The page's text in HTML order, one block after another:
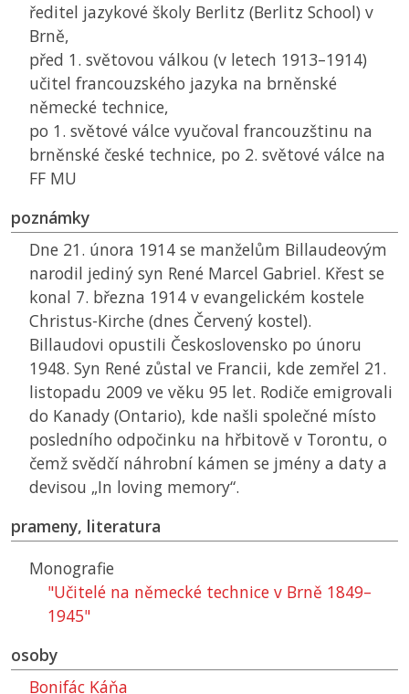
ředitel jazykové školy Berlitz (Berlitz School) v
Brně,
před 1. světovou válkou (v letech 1913–1914)
učitel francouzského jazyka na brněnské
německé technice,
po 1. světové válce vyučoval francouzštinu na
brněnské české technice, po 2. světové válce na
FF MU
poznámky
Dne 21. února 1914 se manželům Billaudeovým
narodil jediný syn René Marcel Gabriel. Křest se
konal 7. března 1914 v evangelickém kostele
Christus-Kirche (dnes Červený kostel).
Billaudovi opustili Československo po únoru
1948. Syn René zůstal ve Francii, kde zemřel 21.
listopadu 2009 ve věku 95 let. Rodiče emigrovali
do Kanady (Ontario), kde našli společné místo
posledního odpočinku na hřbitově v Torontu, o
čemž svědčí náhrobní kámen se jmény a daty a
devisou „In loving memory“.
prameny, literatura
Monografie
"Učitelé na německé technice v Brně 1849–
1945"
osoby
Bonifác Káňa